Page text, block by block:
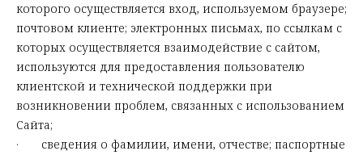
которого осуществляется вход, используемом браузере;
почтовом клиенте; электронных письмах, по ссылкам с
которых осуществляется взаимодействие с сайтом,
используются для предоставления пользователю
клиентской и технической поддержки при
возникновении проблем, связанных с использованием
Сайта;
· сведения о фамилии, имени, отчестве; паспортные